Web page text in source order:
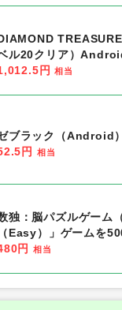
ル20クリア）
円
相当
ブラック（Android）
円
相当
独：脳パズルゲーム
（Easy）」ゲームを
円
相当